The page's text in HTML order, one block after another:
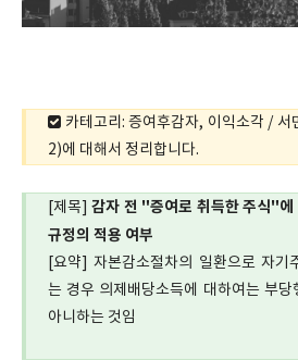
카테고리: 증여후감자, 이익소각 /
2)에 대해서 정리합니다.
[제목]감자 전 "증여로 취득한 주식"에
규정의 적용 여부
[요약] 자본감소절차의 일환으로 자기
는 경우 의제배당소득에 대하여는 부당
아니하는 것임